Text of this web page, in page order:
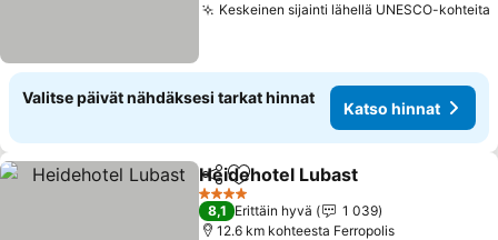
Keskeinen sijainti lähellä UNESCO-kohteita
Valitse päivät nähdäksesi tarkat hinnat
Katso hinnat
Jaa Lisää suosikkeihin
Heidehotel Lubast
4 Tähtiluokitus
8,1 Erittäin hyvä
1 039
12.6 km kohteesta Ferropolis